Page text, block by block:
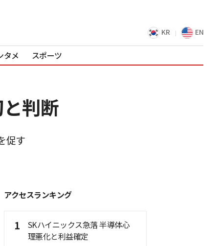
KR EN
タメ スポーツ
判断
促す
アクセスランキング
1
SKハイニックス急落 半導体心
理悪化と利益確定